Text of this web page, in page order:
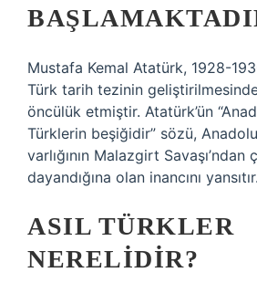
Mustafa Kemal Atatürk, 1928-
Türk tarih tezinin
öncülük etmiştir. Atatürk’ün
Türklerin beşiğidir” sözü,
varlığının Malazgirt
dayandığına olan inancını yansıtır.
ASIL TÜRKLER
NERELIDIR?